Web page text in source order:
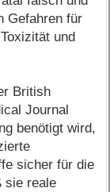
Gefahren für
und
British
Journal
benötigt wird,
sicher für die
sie reale